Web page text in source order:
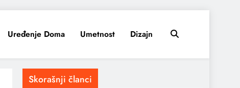
Uređenje Doma Umetnost Dizajn
Skorašnji članci